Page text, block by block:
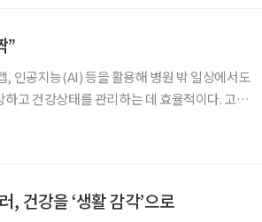
”
인공지능(AI) 등을 활용해 병원 밖 일상에서도
고 건강상태를 관리하는 데 효율적이다. 고령
건강을 ‘생활 감각’으로